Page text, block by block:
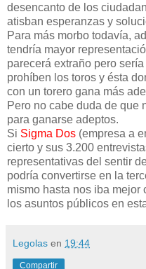
desencanto de los
atisban esperanzas y
Para más morbo todavía,
tendría mayor
parecerá extraño pero
prohíben los toros y ésta
con un torero gana más
Pero no cabe duda de que
para ganarse adeptos.
Si Sigma Dos (empresa a
cierto y sus 3.200
representativas del sentir
podría convertirse en la
mismo hasta nos iba mejor
los asuntos públicos en
Legolas en 19:44
Compartir